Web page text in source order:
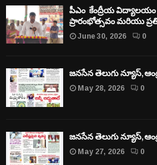
పీఎం కేంద్రీయ విద్యాలయం
ప్రారంభోత్సవం మరియు
June 30, 2026
0
జనసేన తెలుగు న్యూస్,
May 28, 2026
0
జనసేన తెలుగు న్యూస్,
May 27, 2026
0